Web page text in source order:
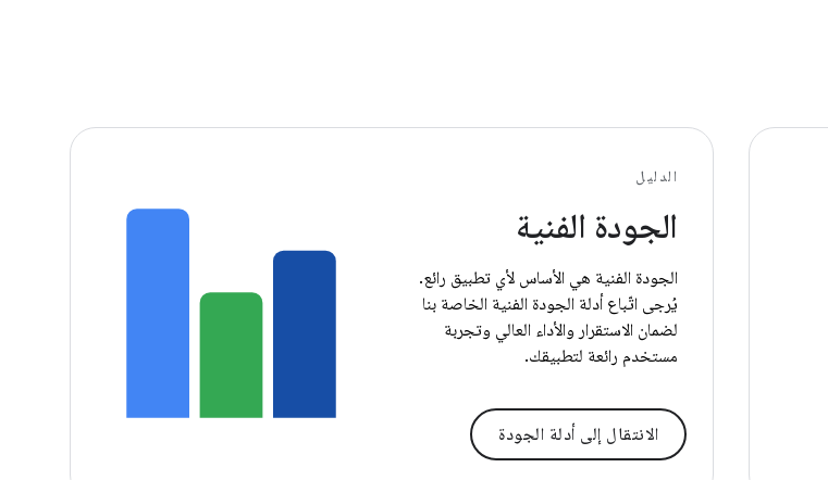
الدليل
الجودة الفنية
الجودة الفنية هي الأساس لأي تطبيق رائع.
يُرجى اتّباع أدلة الجودة الفنية الخاصة بنا
لضمان الاستقرار والأداء العالي وتجربة
مستخدم رائعة لتطبيقك.
الانتقال إلى أدلة الجودة